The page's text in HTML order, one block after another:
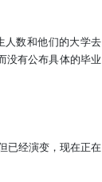
人数和他们的大学去
没有公布具体的毕业
已经演变，现在正在